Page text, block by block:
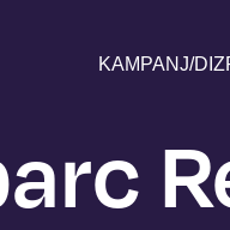
KAMPANJ/